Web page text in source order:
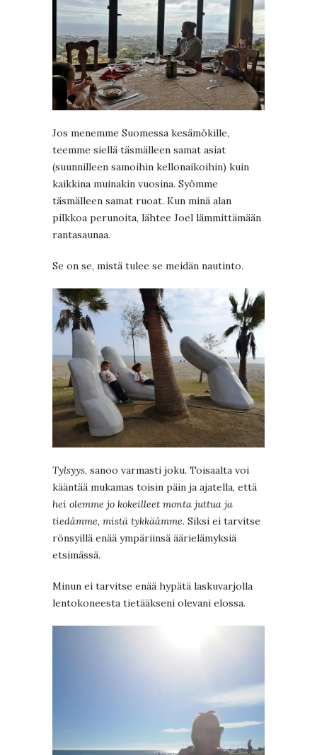
Jos menemme Suomessa kesämökille,
teemme siellä täsmälleen samat asiat
(suunnilleen samoihin kellonaikoihin) kuin
kaikkina muinakin vuosina. Syömme
täsmälleen samat ruoat. Kun minä alan
pilkkoa perunoita, lähtee Joel lämmittämään
rantasaunaa.
Se on se, mistä tulee se meidän nautinto.
Tylsyys, sanoo varmasti joku. Toisaalta voi
kääntää mukamas toisin päin ja ajatella, että
hei olemme jo kokeilleet monta juttua ja
tiedämme, mistä tykkäämme. Siksi ei tarvitse
rönsyillä enää ympäriinsä äärielämyksiä
etsimässä.
Minun ei tarvitse enää hypätä laskuvarjolla
lentokoneesta tietääkseni olevani elossa.